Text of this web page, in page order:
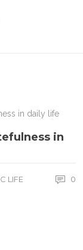
in
LIFE 0